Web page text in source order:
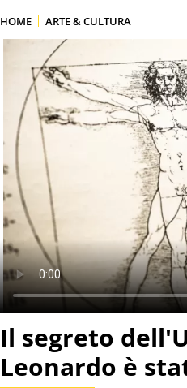
HOME ARTE & CULTURA
Il segreto
Leonardo è